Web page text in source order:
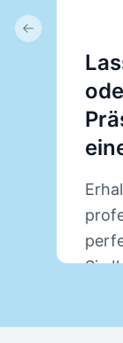
Sie
Previous slide